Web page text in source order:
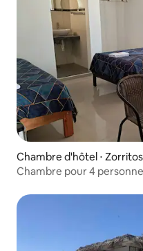
Chambre d'hôtel ⋅ Zorritos
Chambre pour 4